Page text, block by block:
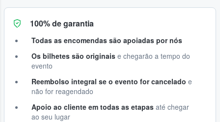
100% de garantia
Todas as encomendas são apoiadas por nós
Os bilhetes são originais e chegarão a tempo do
evento
Reembolso integral se o evento for cancelado e
não for reagendado
Apoio ao cliente em todas as etapas até chegar
ao seu lugar